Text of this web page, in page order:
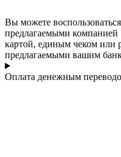
Вы можете
предлагаемыми компанией
картой, единым чеком или
предлагаемыми вашим
Оплата денежным